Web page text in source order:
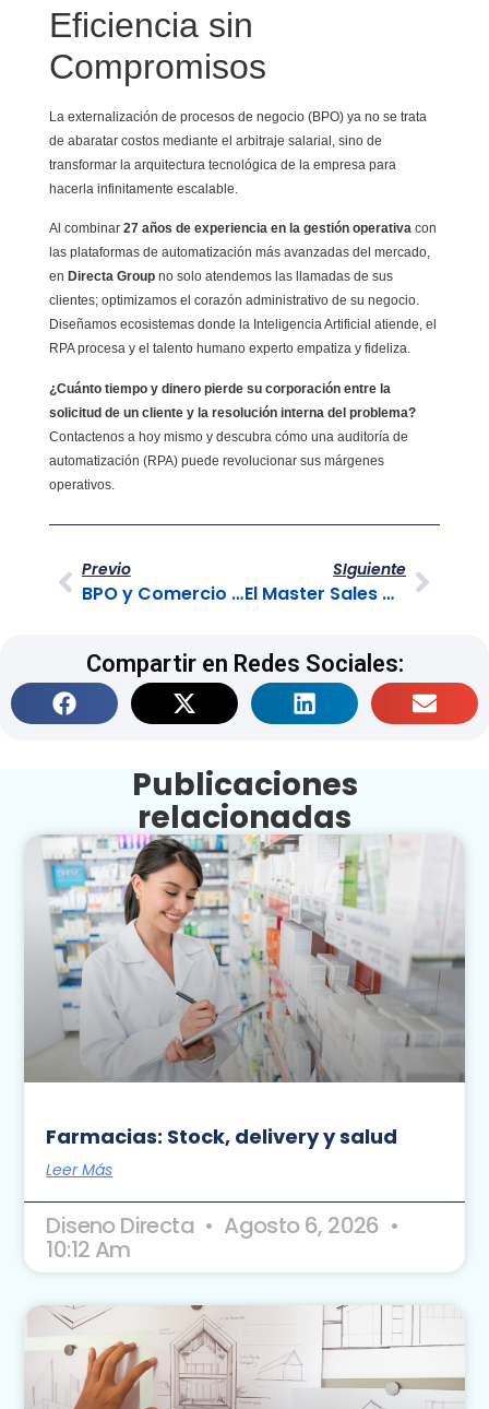
Eficiencia sin
Compromisos
La externalización de procesos de negocio (BPO) ya no se trata
de abaratar costos mediante el arbitraje salarial, sino de
transformar la arquitectura tecnológica de la empresa para
hacerla infinitamente escalable.
Al combinar 27 años de experiencia en la gestión operativacon
las plataformas de automatización más avanzadas del mercado,
en Directa Groupno solo atendemos las llamadas de sus
clientes; optimizamos el corazón administrativo de su negocio.
Diseñamos ecosistemas donde la Inteligencia Artificial atiende, el
RPA procesa y el talento humano experto empatiza y fideliza.
¿Cuánto tiempo y dinero pierde su corporación entre la
solicitud de un cliente y la resolución interna del problema?
Contactenos a hoy mismo y descubra cómo una auditoría de
automatización (RPA) puede revolucionar sus márgenes
operativos.
Previo
BPO y Comercio Conversacional: Acelerando Ventas B2B
SIguiente
El Master Sales Minds llega a su tercera edición
Compartir en Redes Sociales:
Publicaciones
relacionadas
Farmacias: Stock, delivery y salud
Leer Más
Diseno Directa Agosto 6, 2026
10:12 Am